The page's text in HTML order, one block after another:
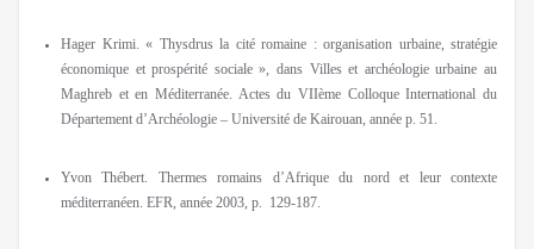
Hager Krimi. « Thysdrus la cité romaine : organisation urbaine, stratégie
économique et prospérité sociale », dans Villes et archéologie urbaine au
Maghreb et en Méditerranée. Actes du VIIème Colloque International du
Département d’Archéologie – Université de Kairouan, année p. 51.
Yvon Thébert. Thermes romains d’Afrique du nord et leur contexte
méditerranéen. EFR, année 2003, p. 129-187.